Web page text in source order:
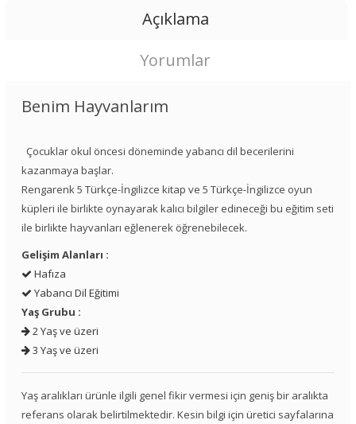
Açıklama
Yorumlar
Benim Hayvanlarım
Çocuklar okul öncesi döneminde yabancı dil becerilerini
kazanmaya başlar.
Rengarenk 5 Türkçe-İngilizce kitap ve 5 Türkçe-İngilizce oyun
küpleri ile birlikte oynayarak kalıcı bilgiler edineceği bu eğitim seti
ile birlikte hayvanları eğlenerek öğrenebilecek.
Gelişim Alanları :
Hafıza
Yabancı Dil Eğitimi
Yaş Grubu :
2 Yaş ve üzeri
3 Yaş ve üzeri
Yaş aralıkları ürünle ilgili genel fikir vermesi için geniş bir aralıkta
referans olarak belirtilmektedir. Kesin bilgi için üretici sayfalarına